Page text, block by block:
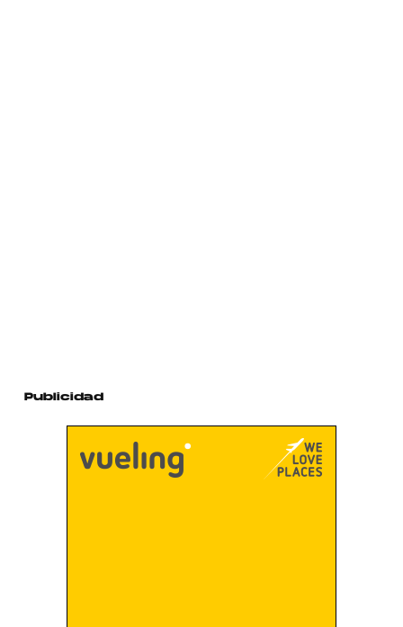
Publicidad